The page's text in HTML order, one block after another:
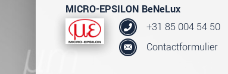
MICRO-EPSILON BeNeLux
+31 85 004 54 50
Contactformulier